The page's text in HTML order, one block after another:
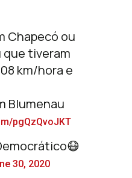
Chapecó ou
que tiveram
km/hora e
Blumenau
pgQzQvoJKT
30, 2020